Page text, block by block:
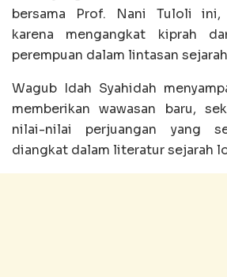
bersama Prof. Nani Tuloli ini,
karena mengangkat kiprah
perempuan dalam lintasan
Wagub Idah Syahidah
memberikan wawasan baru,
nilai-nilai perjuangan yang
diangkat dalam literatur sejarah